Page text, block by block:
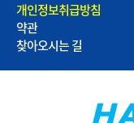
개인정보취급방침
약관
찾아오시는 길